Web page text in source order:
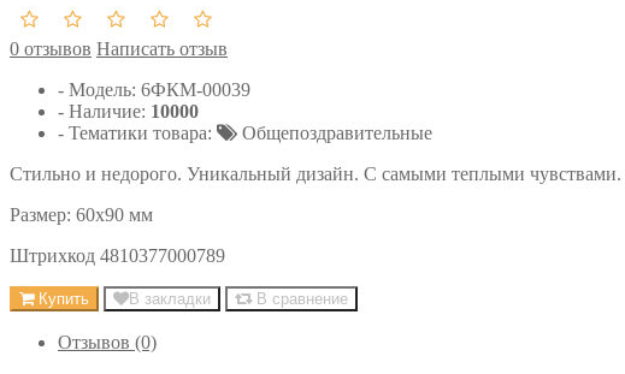
0 отзывов Написать отзыв
- Модель: 6ФКМ-00039
- Наличие: 10000
- Тематики товара:
Общепоздравительные
Стильно и недорого. Уникальный дизайн. С самыми теплыми
Размер: 60х90 мм
Штрихкод 4810377000789
Купить В закладки В сравнение
Отзывов (0)